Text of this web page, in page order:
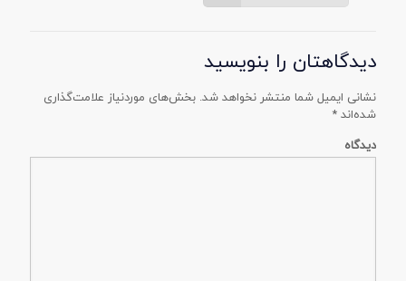
دیدگاهتان را بنویسید
نشانی ایمیل شما منتشر نخواهد شد. بخش‌های موردنیاز علامت‌گذاری
شده‌اند*
دیدگاه